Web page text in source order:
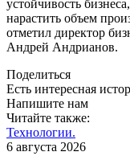
устойчивость
нарастить объем
отметил директор
Андрей Андрианов.
Поделиться
Есть интересная
Напишите нам
Читайте также:
Технологии.
6 августа 2026